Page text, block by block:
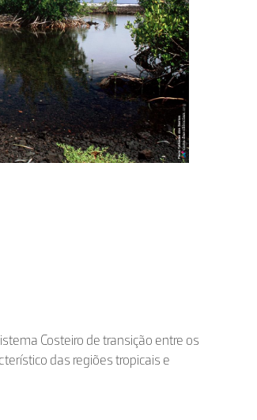
Costeiro de transição entre os
das regiões tropicais e